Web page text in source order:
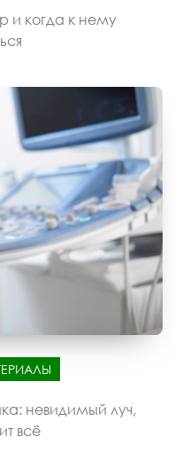
и когда к нему
невидимый луч,
всё